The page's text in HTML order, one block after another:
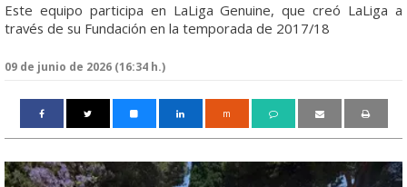
Este equipo participa en LaLiga Genuine, que creó LaLiga a
través de su Fundación en la temporada de 2017/18
09 de junio de 2026 (16:34 h.)
m